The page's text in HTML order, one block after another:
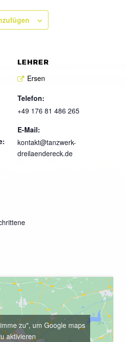
LEHRER
Ersen
Telefon:
+49 176 81 486 265
E-Mail:
kontakt@tanzwerk-
dreilaendereck.de
zu", um Google maps
aktivieren